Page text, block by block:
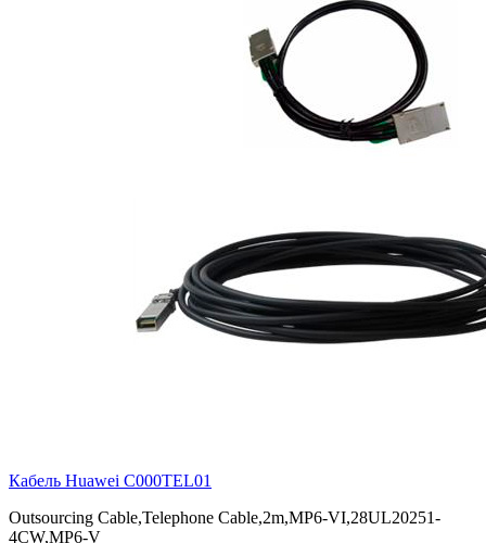
Кабель Huawei C000TEL01
Outsourcing Cable,Telephone Cable,2m,MP6-VI,28UL20251-
4CW,MP6-V